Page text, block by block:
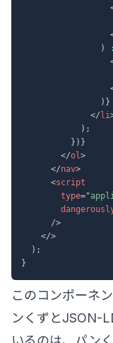
)
:
) }
</ li
) ;
} ) }
</ol>
</nav>
<script
type="
/>
</>
) ;
}
このコンポーネ
ンくずとJSON-